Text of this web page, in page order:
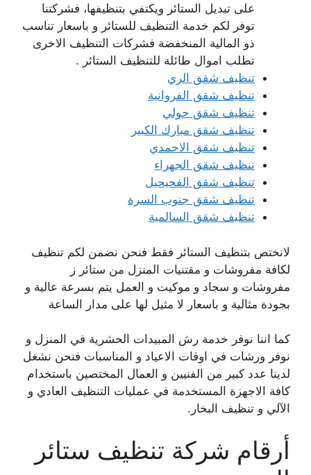
على تبديل الستائر ويكتفي بتنظيفها، فشركتنا
توفر لكم خدمة التنظيف للستائر و باسعار تناسب
ذو المالية المنخفضة فشركات التنظيف الاخرى
تطلب اموال طائلة للتنظيف الستائر .
تنظيف شقق الري
تنظيف شقق الفروانية
تنظيف شقق حولي
تنظيف شقق مبارك الكبير
تنظيف شقق الاحمدي
تنظيف شقق الجهراء
تنظيف شقق الفحيحيل
تنظيف شقق جنوب السرة
تنظيف شقق السالمية
لانختص بتنظيف الستائر فقط فنحن نضمن لكم تنظيف
لكافة مفروشات و مقتنيات المنزل من ستائر ز
مفروشات و سجاد و موكيت و العمل يتم بسرعة عالية و
بجودة مثالية و باسعار لا مثيل لها على مدار الساعة
كما اننا نوفر خدمة رش المبيدات الحشرية في المنزل و
نوفر ورشات في اوقات الاعياد و المناسبات فنحن نشغل
لدينا عدد كبير من الفنيين و العمال المختصين باستخدام
كافة الاجهزة المستخدمة في عمليات التنظيف العادي و
الآلي و تنظيف البخار.
أرقام شركة تنظيف ستائر